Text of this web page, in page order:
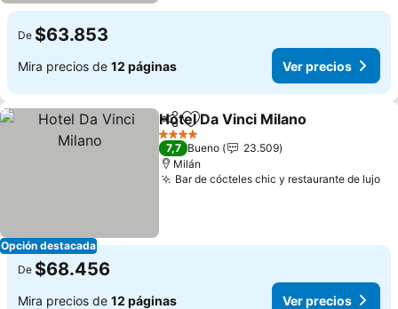
De $63.853
Mira precios de 12 páginas Ver precios
Opción destacada
CompartirAgregar a favoritos
Hotel Da Vinci Milano
4 Estrellas
7,7 Bueno
23.509
Milán
Bar de cócteles chic y restaurante de lujo
De $68.456
Mira precios de 12 páginas Ver precios